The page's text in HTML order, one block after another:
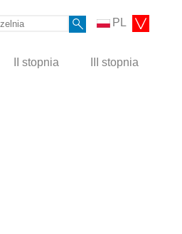
PL
II stopnia III stopnia